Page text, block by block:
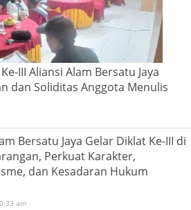
III Aliansi Alam Bersatu Jaya
dan Soliditas Anggota Menulis
Bersatu Jaya Gelar Diklat Ke-III di
Perkuat Karakter,
dan Kesadaran Hukum
am